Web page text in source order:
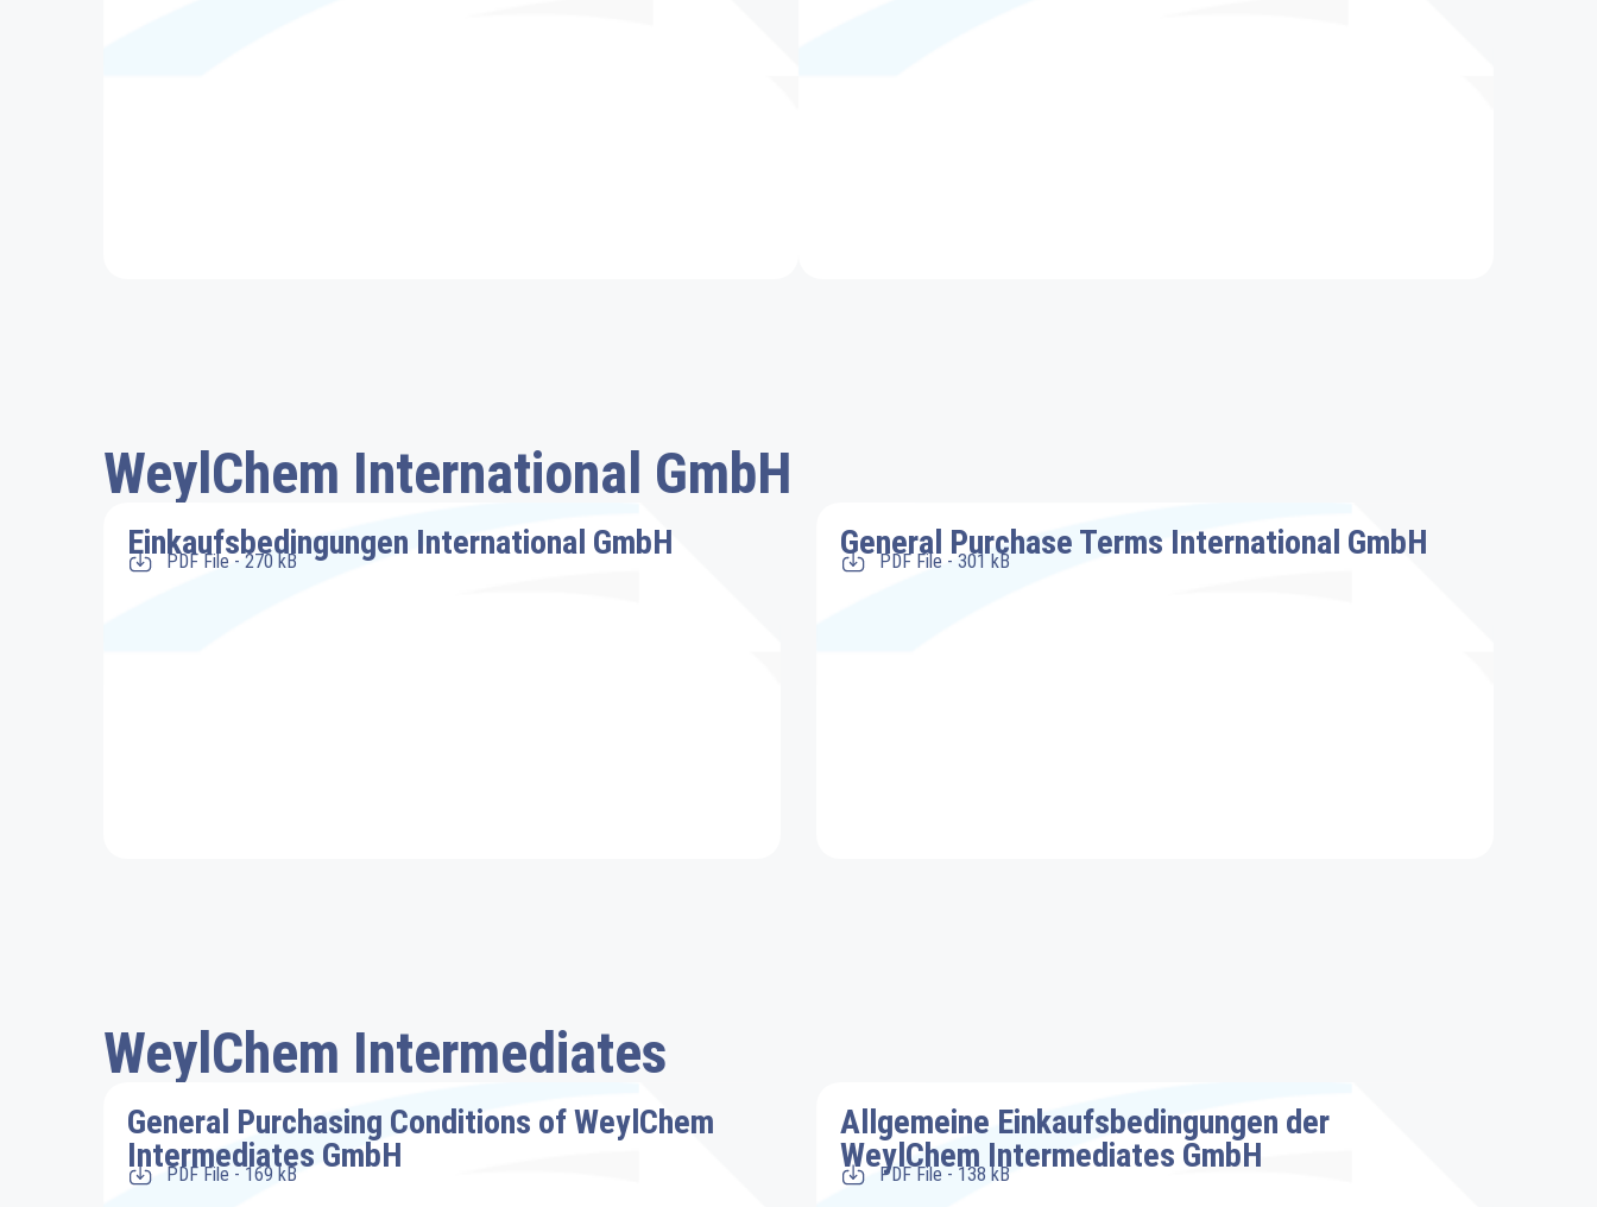
WeylChem International GmbH
Einkaufsbedingungen International GmbH
PDF File - 270 kB General Purchase Terms International GmbH
PDF File - 301 kB
WeylChem Intermediates
General Purchasing Conditions of WeylChem
Intermediates GmbH
PDF File - 169 kB
Allgemeine Einkaufsbedingungen der
WeylChem Intermediates GmbH
PDF File - 138 kB